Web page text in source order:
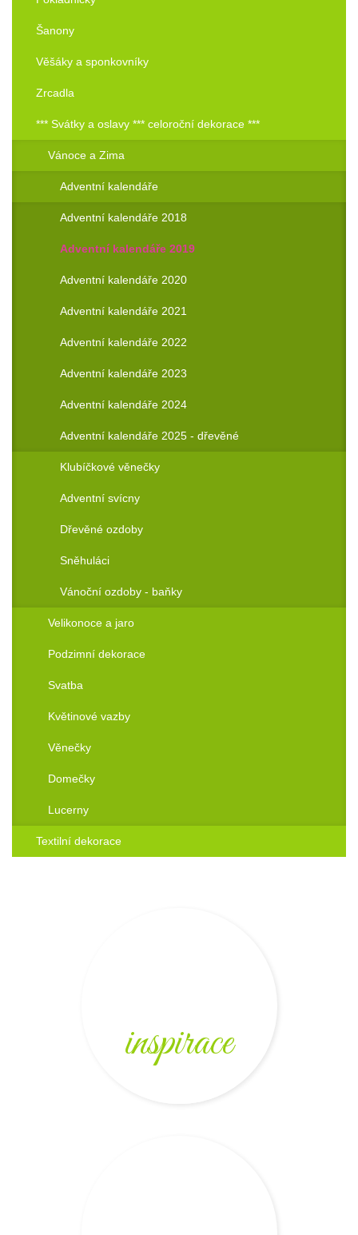
Šanony
Věšáky a sponkovníky
Zrcadla
*** Svátky a oslavy *** celoroční dekorace ***
Vánoce a Zima
Adventní kalendáře
Adventní kalendáře 2018
Adventní kalendáře 2019
Adventní kalendáře 2020
Adventní kalendáře 2021
Adventní kalendáře 2022
Adventní kalendáře 2023
Adventní kalendáře 2024
Adventní kalendáře 2025 - dřevěné
Klubíčkové věnečky
Adventní svícny
Dřevěné ozdoby
Sněhuláci
Vánoční ozdoby - baňky
Velikonoce a jaro
Podzimní dekorace
Svatba
Květinové vazby
Věnečky
Domečky
Lucerny
Textilní dekorace
inspirace